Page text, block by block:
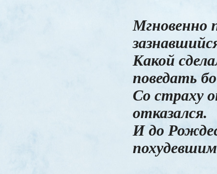
Мгновенно
Какой
поведать
Со страху
отказался.
И до